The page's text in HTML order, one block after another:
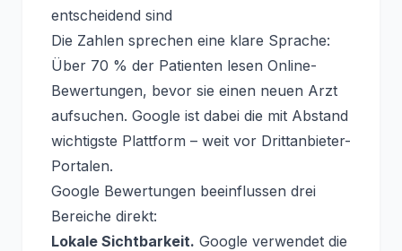
entscheidend sind
Die Zahlen sprechen eine klare Sprache:
Über 70 % der Patienten lesen Online-
Bewertungen, bevor sie einen neuen Arzt
aufsuchen. Google ist dabei die mit Abstand
wichtigste Plattform – weit vor Drittanbieter-
Portalen.
Google Bewertungen beeinflussen drei
Bereiche direkt:
Lokale Sichtbarkeit. Google verwendet die